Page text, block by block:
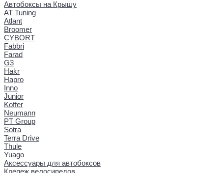
Автобоксы на Крышу
AT Tuning
Atlant
Broomer
CYBORT
Fabbri
Farad
G3
Hakr
Hapro
Inno
Junior
Koffer
Neumann
PT Group
Sotra
Terra Drive
Thule
Yuago
Аксессуары для автобоксов
Крепеж велосипедов